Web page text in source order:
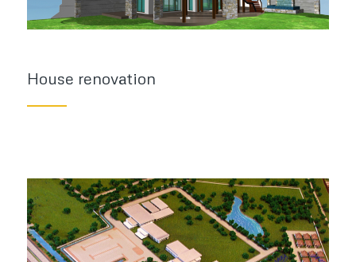
House renovation